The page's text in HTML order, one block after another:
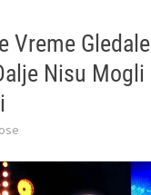
Vreme
Nisu Mogli